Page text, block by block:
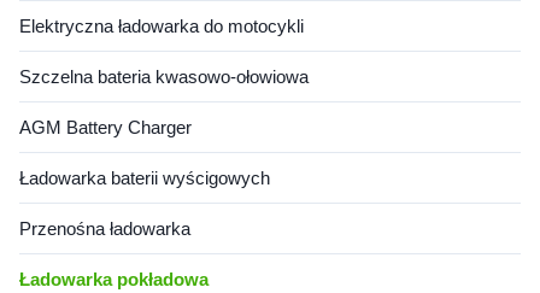
Elektryczna ładowarka do motocykli
Szczelna bateria kwasowo-ołowiowa
AGM Battery Charger
Ładowarka baterii wyścigowych
Przenośna ładowarka
Ładowarka pokładowa